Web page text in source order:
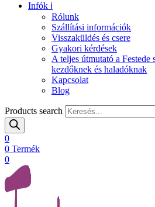
Infók ℹ️
Rólunk
Szállítási információk
Visszaküldés és csere
Gyakori kérdések
A teljes útmutató a
kezdőknek és haladóknak
Kapcsolat
Blog
Products search
0
0 Termék
0